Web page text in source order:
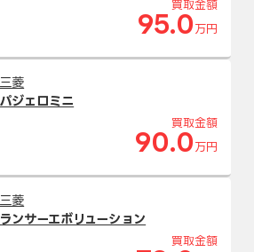
買取金額
95.0 万円
三菱
パジェロミニ
買取金額
90.0 万円
三菱
ランサーエボリューション
買取金額